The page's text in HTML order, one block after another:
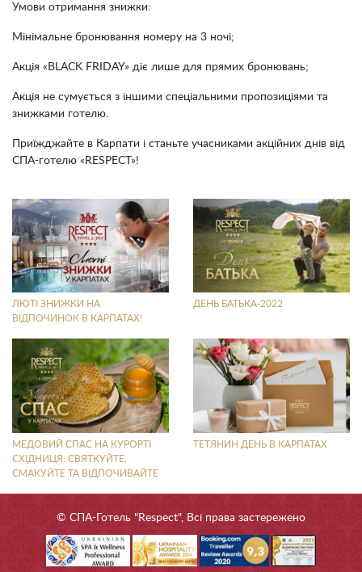
Умови отримання знижки:
Мінімальне бронювання номеру на 3 ночі;
Акція «BLACK FRIDAY» діє лише для прямих бронювань;
Акція не сумується з іншими спеціальними пропозиціями та
знижками готелю.
Приїжджайте в Карпати і станьте учасниками акційних днів від
СПА-готелю «RESPECT»!
ЛЮТІ ЗНИЖКИ НА
ВІДПОЧИНОК В КАРПАТАХ!
ДЕНЬ БАТЬКА-2022
МЕДОВИЙ СПАС НА КУРОРТІ
СХІДНИЦЯ: СВЯТКУЙТЕ,
СМАКУЙТЕ ТА ВІДПОЧИВАЙТЕ
ТЕТЯНИН ДЕНЬ В КАРПАТАХ
© СПА-Готель "Respect", Всі права застережено